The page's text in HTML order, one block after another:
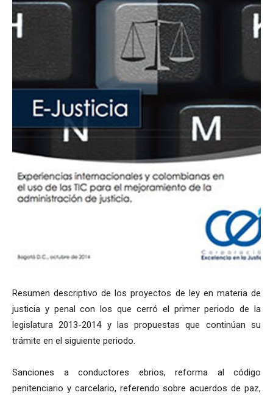
Resumen descriptivo de los proyectos de ley en materia de
justicia y penal con los que cerró el primer periodo de la
legislatura 2013-2014 y las propuestas que continúan su
trámite en el siguiente periodo.
Sanciones a conductores ebrios, reforma al código
penitenciario y carcelario, referendo sobre acuerdos de paz,